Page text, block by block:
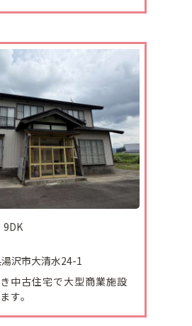
101号室ご予約頂きました。
202号室ご予約頂きました。
約頂きました。
2 205号室 リフォームが終了
前予約をお願い致します。
沢市大清水24-1
中古住宅で大型商業施設
す。